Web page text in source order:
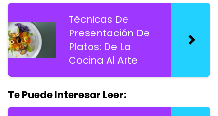
Técnicas De
Presentación De
Platos: De La
Cocina Al Arte
Te Puede Interesar Leer: